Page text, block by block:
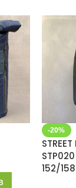
-20%
STREET
152/158